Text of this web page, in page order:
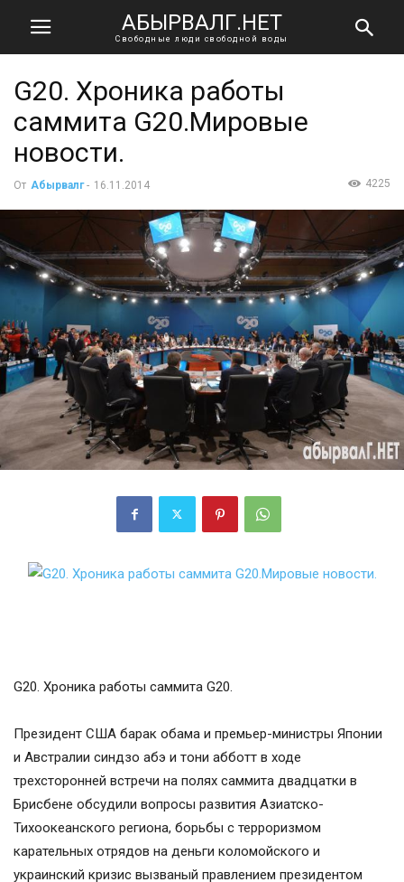
АБЫРВАЛГ.НЕТ
Свободные люди свободной воды
G20. Хроника работы
саммита G20.Мировые
новости.
От Абырвалг - 16.11.2014 4225
G20. Хроника работы саммита G20.
Президент США барак обама и премьер-министры Японии
и Австралии синдзо абэ и тони абботт в ходе
трехсторонней встречи на полях саммита двадцатки в
Брисбене обсудили вопросы развития Азиатско-
Тихоокеанского региона, борьбы с терроризмом
карательных отрядов на деньги коломойского и
украинский кризис вызваный правлением президентом